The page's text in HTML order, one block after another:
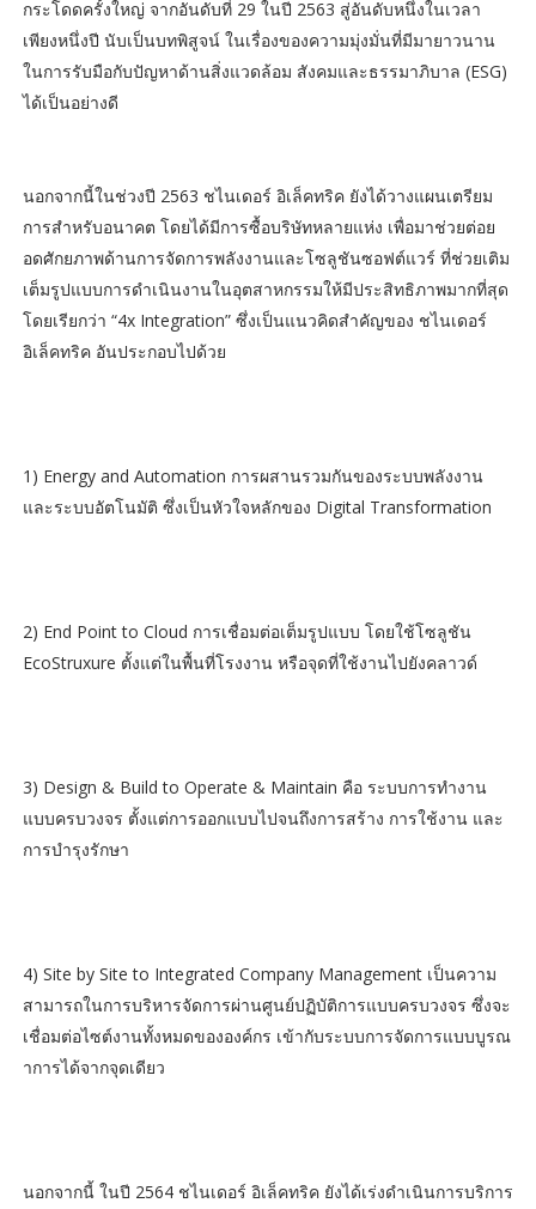
กระโดดครั้งใหญ่ จากอันดับที่ 29 ในปี 2563 สู่อันดับหนึ่งในเวลา
เพียงหนึ่งปี นับเป็นบทพิสูจน์ ในเรื่องของความมุ่งมั่นที่มีมายาวนาน
ในการรับมือกับปัญหาด้านสิ่งแวดล้อม สังคมและธรรมาภิบาล (ESG)
ได้เป็นอย่างดี
นอกจากนี้ในช่วงปี 2563 ชไนเดอร์ อิเล็คทริค ยังได้วางแผนเตรียม
การสำหรับอนาคต โดยได้มีการซื้อบริษัทหลายแห่ง เพื่อมาช่วยต่อย
อดศักยภาพด้านการจัดการพลังงานและโซลูชันซอฟต์แวร์ ที่ช่วยเติม
เต็มรูปแบบการดำเนินงานในอุตสาหกรรมให้มีประสิทธิภาพมากที่สุด
โดยเรียกว่า “4x Integration” ซึ่งเป็นแนวคิดสำคัญของ ชไนเดอร์
อิเล็คทริค อันประกอบไปด้วย
1) Energy and Automation การผสานรวมกันของระบบพลังงาน
และระบบอัตโนมัติ ซึ่งเป็นหัวใจหลักของ Digital Transformation
2) End Point to Cloud การเชื่อมต่อเต็มรูปแบบ โดยใช้โซลูชัน
EcoStruxure ตั้งแต่ในพื้นที่โรงงาน หรือจุดที่ใช้งานไปยังคลาวด์
3) Design & Build to Operate & Maintain คือ ระบบการทำงาน
แบบครบวงจร ตั้งแต่การออกแบบไปจนถึงการสร้าง การใช้งาน และ
การบำรุงรักษา
4) Site by Site to Integrated Company Management เป็นความ
สามารถในการบริหารจัดการผ่านศูนย์ปฏิบัติการแบบครบวงจร ซึ่งจะ
เชื่อมต่อไซต์งานทั้งหมดขององค์กร เข้ากับระบบการจัดการแบบบูรณ
าการได้จากจุดเดียว
นอกจากนี้ ในปี 2564 ชไนเดอร์ อิเล็คทริค ยังได้เร่งดำเนินการบริการ